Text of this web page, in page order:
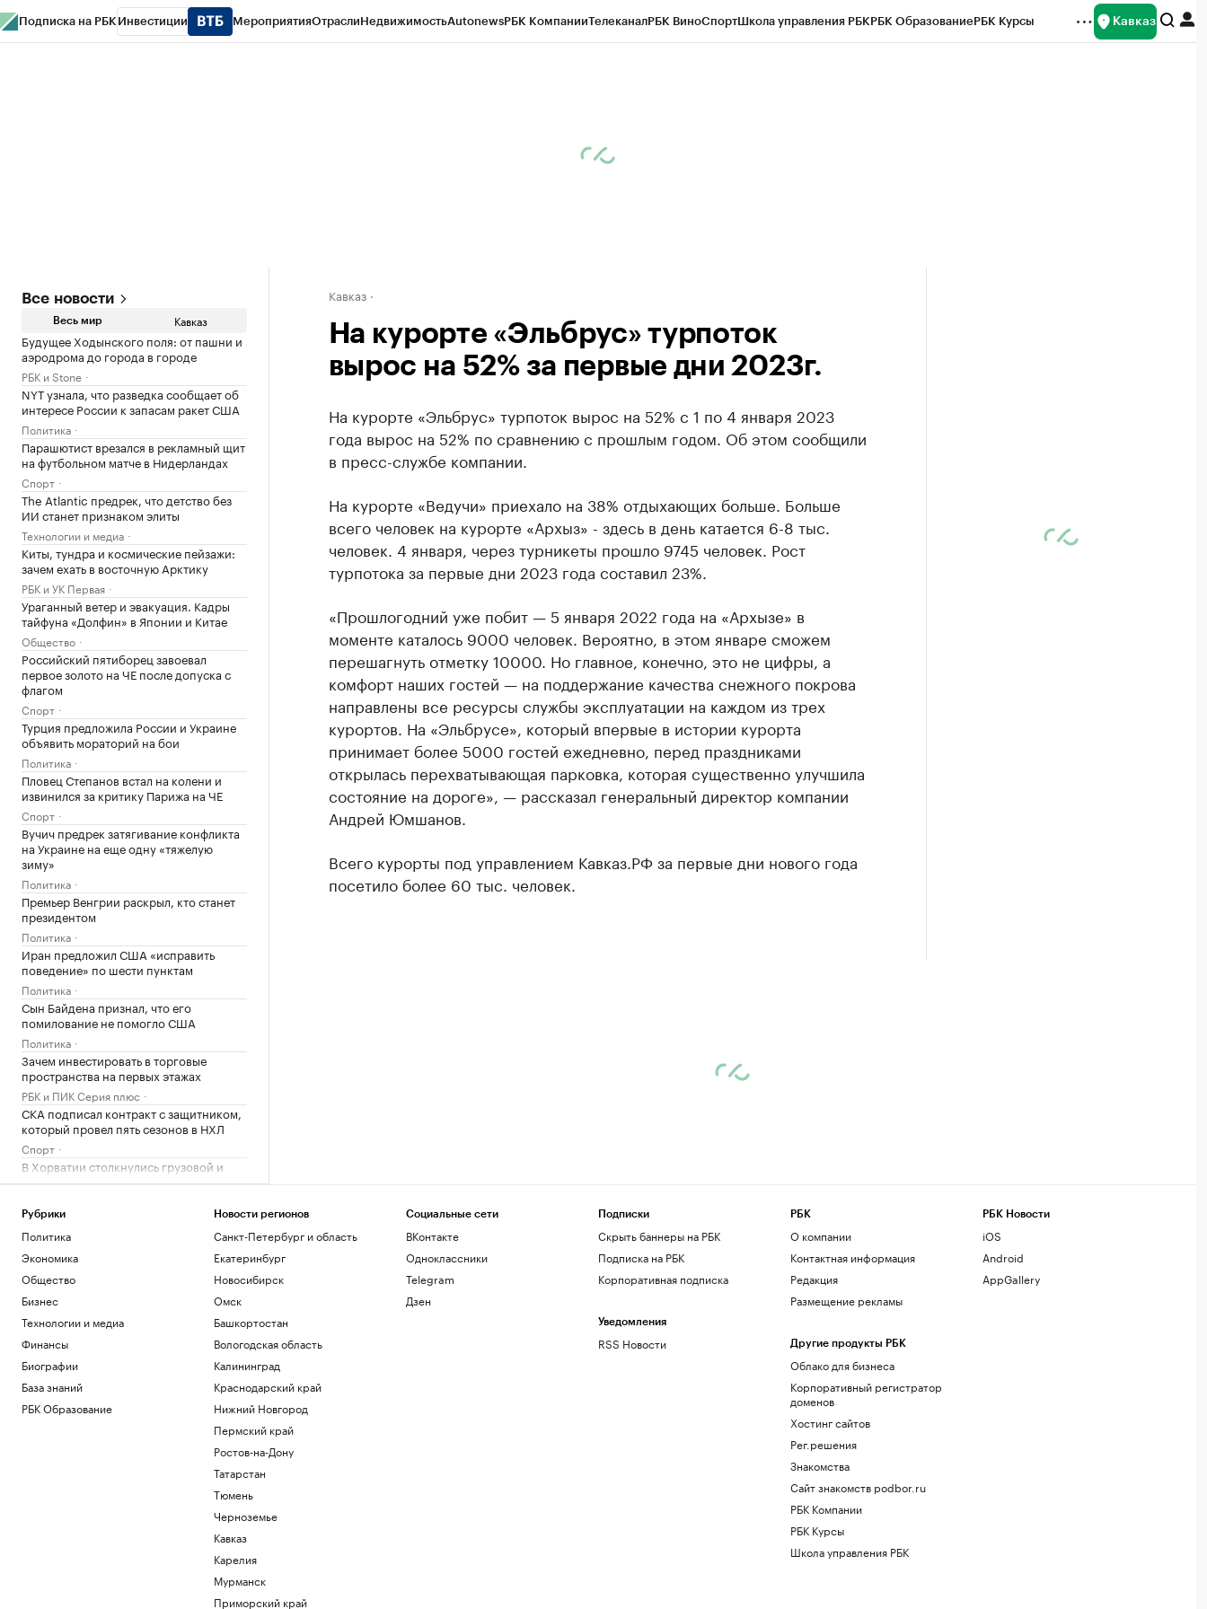
Подписка на РБК Инвестиции МероприятияОтраслиНедвижимостьAutonewsРБК КомпанииТелеканалРБК ВиноСпортШкола управления РБКРБК ОбразованиеРБК Курсы Кавказ
Все новости
Весь мир Кавказ
Будущее Ходынского поля: от пашни и
аэродрома до города в городе
РБК и Stone
NYT узнала, что разведка сообщает об
интересе России к запасам ракет США
Политика
Парашютист врезался в рекламный щит
на футбольном матче в Нидерландах
Спорт
The Atlantic предрек, что детство без
ИИ станет признаком элиты
Технологии и медиа
Киты, тундра и космические пейзажи:
зачем ехать в восточную Арктику
РБК и УК Первая
Ураганный ветер и эвакуация. Кадры
тайфуна «Долфин» в Японии и Китае
Общество
Российский пятиборец завоевал
первое золото на ЧЕ после допуска с
флагом
Спорт
Турция предложила России и Украине
объявить мораторий на бои
Политика
Пловец Степанов встал на колени и
извинился за критику Парижа на ЧЕ
Спорт
Вучич предрек затягивание конфликта
на Украине на еще одну «тяжелую
зиму»
Политика
Премьер Венгрии раскрыл, кто станет
президентом
Политика
Иран предложил США «исправить
поведение» по шести пунктам
Политика
Сын Байдена признал, что его
помилование не помогло США
Политика
Зачем инвестировать в торговые
пространства на первых этажах
РБК и ПИК Серия плюс
СКА подписал контракт с защитником,
который провел пять сезонов в НХЛ
Спорт
В Хорватии столкнулись грузовой и
пассажирский поезда
Футболист «Акрона» установил рекорд
РПЛ по заблокированным ударам
Спорт
МИД Болгарии вызвал посла Украины
из-за взрыва беспилотника
Политика
Зачем экономике России нужна
товарная биржа
РБК и Петербургская Биржа
«Локомотив» сыграл нулевую ничью с
аутсайдером РПЛ
Спорт
Кавказ
На курорте «Эльбрус» турпоток
вырос на 52% за первые дни 2023г.
На курорте «Эльбрус» турпоток вырос на 52% с 1 по 4 января 2023
года вырос на 52% по сравнению с прошлым годом. Об этом сообщили
в пресс-службе компании.
На курорте «Ведучи» приехало на 38% отдыхающих больше. Больше
всего человек на курорте «Архыз» - здесь в день катается 6-8 тыс.
человек. 4 января, через турникеты прошло 9745 человек. Рост
турпотока за первые дни 2023 года составил 23%.
«Прошлогодний уже побит — 5 января 2022 года на «Архызе» в
моменте каталось 9000 человек. Вероятно, в этом январе сможем
перешагнуть отметку 10000. Но главное, конечно, это не цифры, а
комфорт наших гостей — на поддержание качества снежного покрова
направлены все ресурсы службы эксплуатации на каждом из трех
курортов. На «Эльбрусе», который впервые в истории курорта
принимает более 5000 гостей ежедневно, перед праздниками
открылась перехватывающая парковка, которая существенно улучшила
состояние на дороге», — рассказал генеральный директор компании
Андрей Юмшанов.
Всего курорты под управлением Кавказ.РФ за первые дни нового года
посетило более 60 тыс. человек.
Рубрики
Политика
Экономика
Общество
Бизнес
Технологии и медиа
Финансы
Биографии
База знаний
РБК Образование
Новости регионов
Санкт-Петербург и область
Екатеринбург
Новосибирск
Омск
Башкортостан
Вологодская область
Калининград
Краснодарский край
Нижний Новгород
Пермский край
Ростов-на-Дону
Татарстан
Тюмень
Черноземье
Кавказ
Карелия
Мурманск
Приморский край
Социальные сети
ВКонтакте
Одноклассники
Telegram
Дзен
Подписки
Скрыть баннеры на РБК
Подписка на РБК
Корпоративная подписка
Уведомления
RSS Новости
РБК
О компании
Контактная информация
Редакция
Размещение рекламы
Другие продукты РБК
Облако для бизнеса
Корпоративный регистратор
доменов
Хостинг сайтов
Рег.решения
Знакомства
Сайт знакомств podbor.ru
РБК Компании
РБК Курсы
Школа управления РБК
РБК Новости
iOS
Android
AppGallery